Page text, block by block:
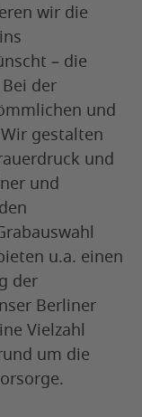
wir die
– die
der
und
gestalten
und
und
u.a. einen
der
Berliner
Vielzahl
um die